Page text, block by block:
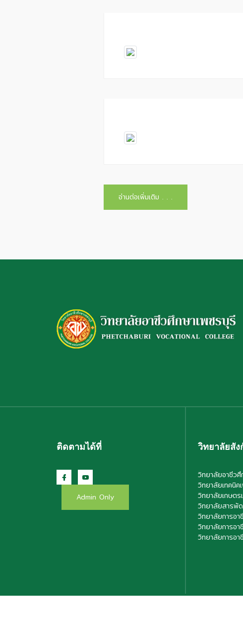
อ่านต่อเพิ่มเติม . . .
ติดตามได้ที่
Admin Only
วิทยาลัยสัง
วิทยาลัยอาชีวศึ
วิทยาลัยเทคนิค
วิทยาลัยเกษตร
วิทยาลัยสารพั
วิทยาลัยการอา
วิทยาลัยการอ
วิทยาลัยการอ